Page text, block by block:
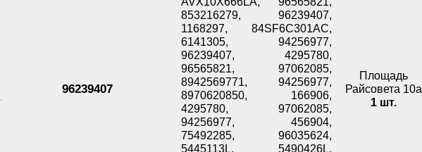
96239407
853216279, 96239407,
1168297, 84SF6C301AC,
6141305, 94256977,
96239407, 4295780,
96565821, 97062085,
8942569771, 94256977,
8970620850, 166906,
4295780, 97062085,
94256977, 456904,
75492285, 96035624,
5445113L, 5490426L,
Площадь
Райсовета 10а
1 шт.